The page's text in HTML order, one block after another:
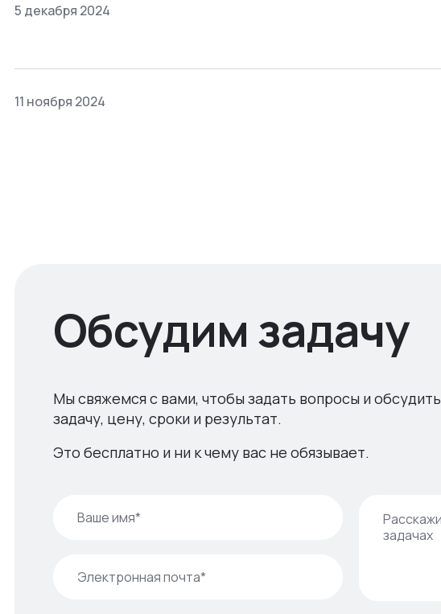
5 декабря 2024
11 ноября 2024
Обсудим задачу
Мы свяжемся с вами, чтобы задать вопросы и обсудить
задачу, цену, сроки и результат.
Это бесплатно и ни к чему вас не обязывает.